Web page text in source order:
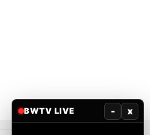
BWTV LIVE - x